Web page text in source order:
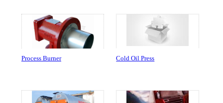
Process Burner Cold Oil Press